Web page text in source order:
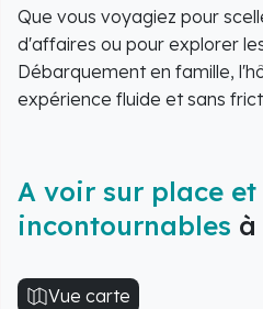
Que vous voyagiez pour
d'affaires ou pour explorer
Débarquement en famille,
expérience fluide et sans
A voir sur place et
incontournables
Vue carte